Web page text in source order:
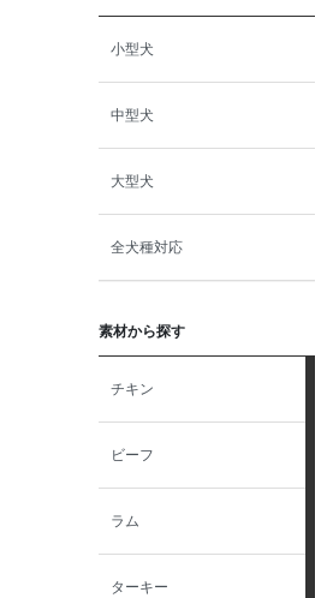
両生類）
小動物・鳥用品
その他用品（魚・爬虫類・両
小型犬
中型犬
大型犬
全犬種対応
素材から探す
チキン
ビーフ
ラム
ターキー